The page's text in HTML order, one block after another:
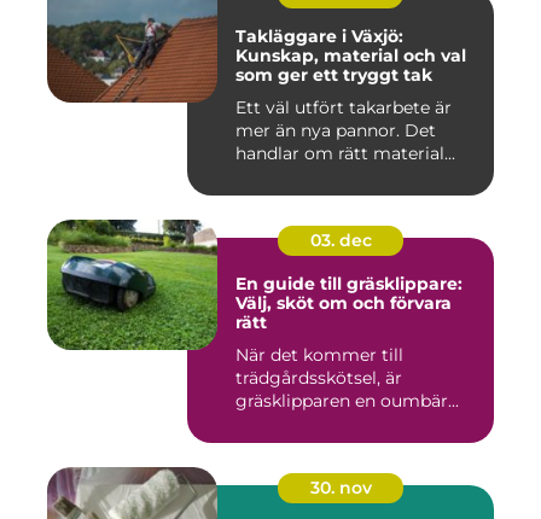
Takläggare i Växjö:
Kunskap, material och val
som ger ett tryggt tak
Ett väl utfört takarbete är
mer än nya pannor. Det
handlar om rätt material...
03. dec
En guide till gräsklippare:
Välj, sköt om och förvara
rätt
När det kommer till
trädgårdsskötsel, är
gräsklipparen en oumbär...
30. nov